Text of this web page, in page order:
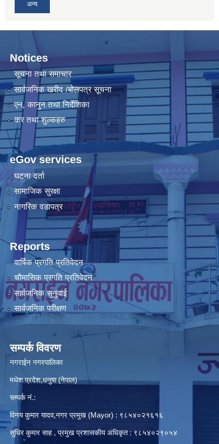
अन्य
Notices
सूचना तथा समाचार
सार्वजनिक खरीद /बोलपत्र सूचना
एन, कानुन तथा निर्देशिका
कर तथा शुल्कहरु
eGov services
घटना दर्ता
सामाजिक सुरक्षा
नागरिक वडापत्र
Reports
वार्षिक प्रगति प्रतिवेदन
चौमासिक प्रगति प्रतिवेदन
सार्वजनिक सुनुवाई
सार्वजनिक परीक्षण
सम्पर्क विवरण
नगराईन नगरपालिका
मधेश प्रदेश,धनुषा (नेपाल)
सम्पर्क नं.:
विनय कुमार यादव,नगर प्रमुख (Mayor) : ९८५४०२१६१६
सुधिर कुमार साह , प्रमुख प्रशासकीय अधिकृत : ९८५४०२९०५४